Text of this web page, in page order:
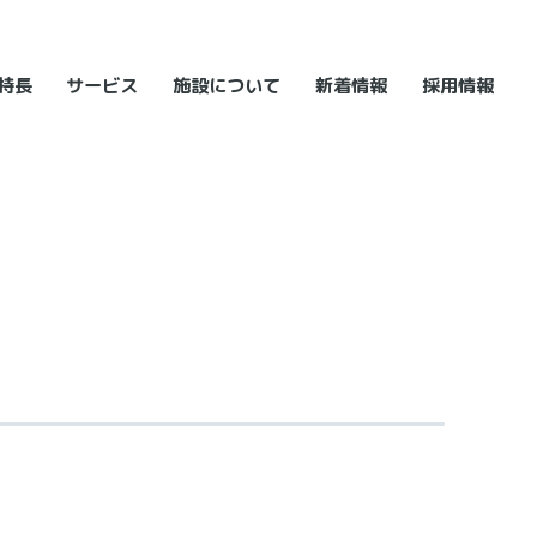
長 サービス 施設について 新着情報 採用情報